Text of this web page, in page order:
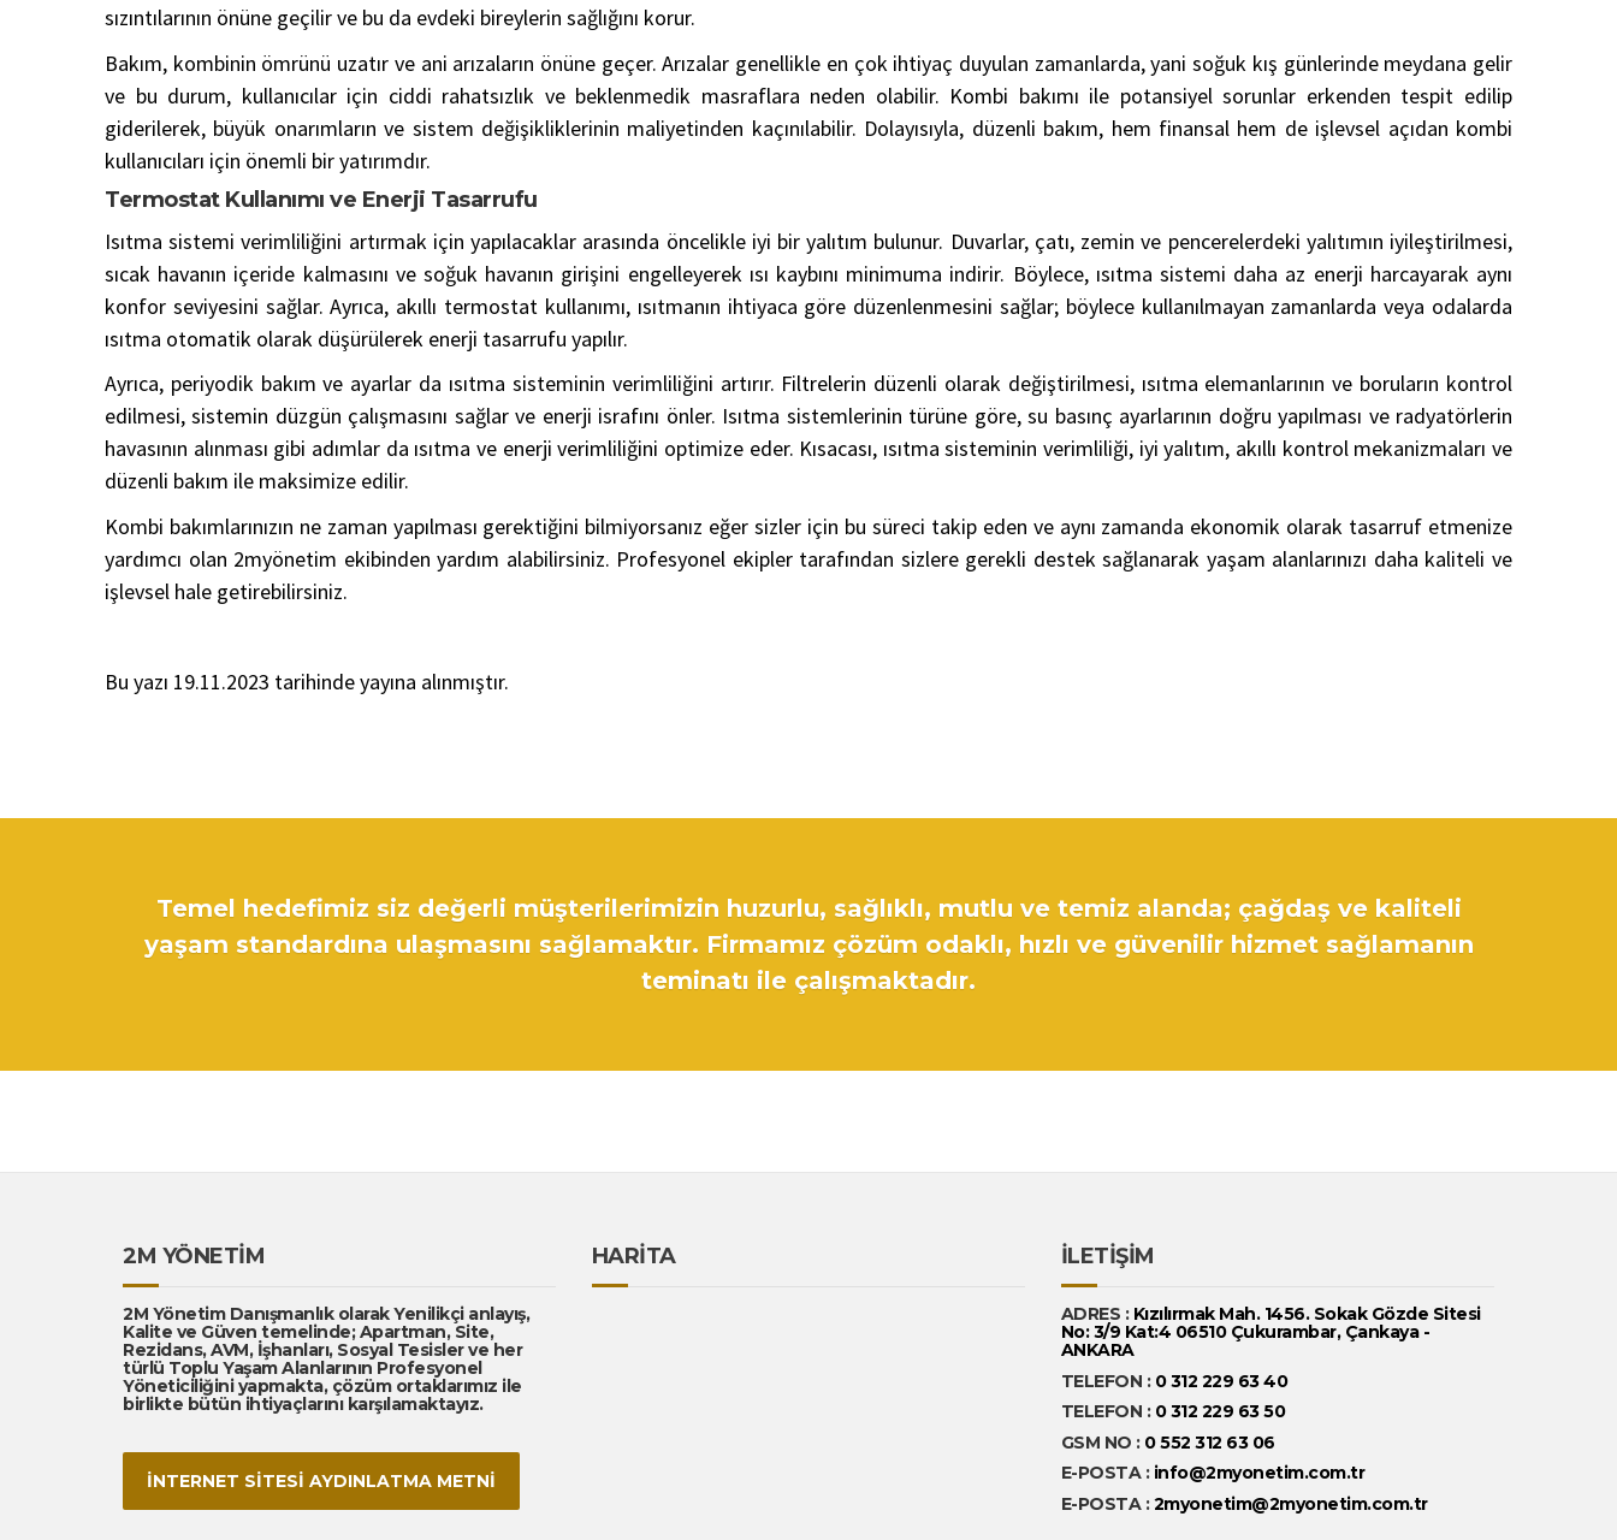
sızıntılarının önüne geçilir ve bu da evdeki bireylerin sağlığını korur.
Bakım, kombinin ömrünü uzatır ve ani arızaların önüne geçer. Arızalar genellikle en çok ihtiyaç duyulan zamanlarda, yani soğuk kış günlerinde meydana gelir
ve bu durum, kullanıcılar için ciddi rahatsızlık ve beklenmedik masraflara neden olabilir. Kombi bakımı ile potansiyel sorunlar erkenden tespit edilip
giderilerek, büyük onarımların ve sistem değişikliklerinin maliyetinden kaçınılabilir. Dolayısıyla, düzenli bakım, hem finansal hem de işlevsel açıdan kombi
kullanıcıları için önemli bir yatırımdır.
Termostat Kullanımı ve Enerji Tasarrufu
Isıtma sistemi verimliliğini artırmak için yapılacaklar arasında öncelikle iyi bir yalıtım bulunur. Duvarlar, çatı, zemin ve pencerelerdeki yalıtımın iyileştirilmesi,
sıcak havanın içeride kalmasını ve soğuk havanın girişini engelleyerek ısı kaybını minimuma indirir. Böylece, ısıtma sistemi daha az enerji harcayarak aynı
konfor seviyesini sağlar. Ayrıca, akıllı termostat kullanımı, ısıtmanın ihtiyaca göre düzenlenmesini sağlar; böylece kullanılmayan zamanlarda veya odalarda
ısıtma otomatik olarak düşürülerek enerji tasarrufu yapılır.
Ayrıca, periyodik bakım ve ayarlar da ısıtma sisteminin verimliliğini artırır. Filtrelerin düzenli olarak değiştirilmesi, ısıtma elemanlarının ve boruların kontrol
edilmesi, sistemin düzgün çalışmasını sağlar ve enerji israfını önler. Isıtma sistemlerinin türüne göre, su basınç ayarlarının doğru yapılması ve radyatörlerin
havasının alınması gibi adımlar da ısıtma ve enerji verimliliğini optimize eder. Kısacası, ısıtma sisteminin verimliliği, iyi yalıtım, akıllı kontrol mekanizmaları ve
düzenli bakım ile maksimize edilir.
Kombi bakımlarınızın ne zaman yapılması gerektiğini bilmiyorsanız eğer sizler için bu süreci takip eden ve aynı zamanda ekonomik olarak tasarruf etmenize
yardımcı olan 2myönetim ekibinden yardım alabilirsiniz. Profesyonel ekipler tarafından sizlere gerekli destek sağlanarak yaşam alanlarınızı daha kaliteli ve
işlevsel hale getirebilirsiniz.
Bu yazı 19.11.2023 tarihinde yayına alınmıştır.
Temel hedefimiz siz değerli müşterilerimizin huzurlu, sağlıklı, mutlu ve temiz alanda; çağdaş ve kaliteli
yaşam standardına ulaşmasını sağlamaktır. Firmamız çözüm odaklı, hızlı ve güvenilir hizmet sağlamanın
teminatı ile çalışmaktadır.
2M YÖNETİM
2M Yönetim Danışmanlık olarak Yenilikçi anlayış,
Kalite ve Güven temelinde; Apartman, Site,
Rezidans, AVM, İşhanları, Sosyal Tesisler ve her
türlü Toplu Yaşam Alanlarının Profesyonel
Yöneticiliğini yapmakta, çözüm ortaklarımız ile
birlikte bütün ihtiyaçlarını karşılamaktayız.
İNTERNET SİTESİ AYDINLATMA METNİ
HARİTA İLETİŞİM
ADRES : Kızılırmak Mah. 1456. Sokak Gözde Sitesi
No: 3/9 Kat:4 06510 Çukurambar, Çankaya -
ANKARA
TELEFON :0 312 229 63 40
TELEFON : 0 312 229 63 50
GSM NO : 0 552 312 63 06
E-POSTA : info@2myonetim.com.tr
E-POSTA :2myonetim@2myonetim.com.tr